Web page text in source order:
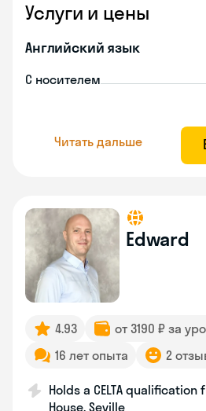
Услуги и цены
Английский язык
С носителем
Читать дальше
Edward
4.93
от 3190 ₽ за
16 лет опыта
2
Holds a CELTA
House, Seville